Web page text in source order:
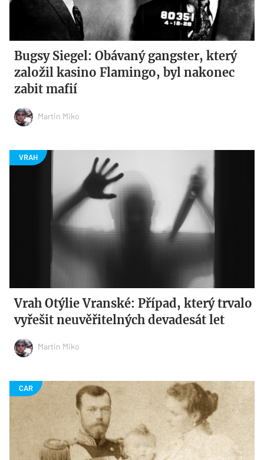
Bugsy Siegel: Obávaný gangster, který
založil kasino Flamingo, byl nakonec
zabit mafií
Martin Miko
Vrah Otýlie Vranské: Případ, který trvalo
vyřešit neuvěřitelných devadesát let
Martin Miko